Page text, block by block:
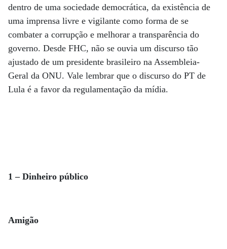
dentro de uma sociedade democrática, da existência de
uma imprensa livre e vigilante como forma de se
combater a corrupção e melhorar a transparência do
governo. Desde FHC, não se ouvia um discurso tão
ajustado de um presidente brasileiro na Assembleia-
Geral da ONU. Vale lembrar que o discurso do PT de
Lula é a favor da regulamentação da mídia.
1 – Dinheiro público
Amigão